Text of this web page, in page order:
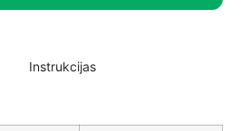
Instrukcijas